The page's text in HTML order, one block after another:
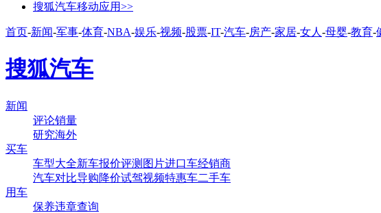
搜狐汽车移动应用>>
首页-新闻-军事-体育-NBA-娱乐-视频-股票-IT-汽车-房产-家居-女人 -母婴-教育-
搜狐汽车
新闻
评论销量
研究海外
买车
车型大全新车报价评测 图片进口车经销商
汽车对比导购降价试驾视频特惠车二手车
用车
保养违章查询